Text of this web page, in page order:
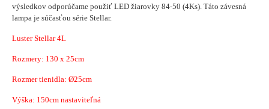
výsledkov odporúčame použiť LED žiarovky 84-50 (4Ks). Táto závesná
lampa je súčasťou série Stellar.
Luster Stellar 4L
Rozmery: 130 x 25cm
Rozmer tienidla: Ø25cm
Výška: 150cm nastaviteľná